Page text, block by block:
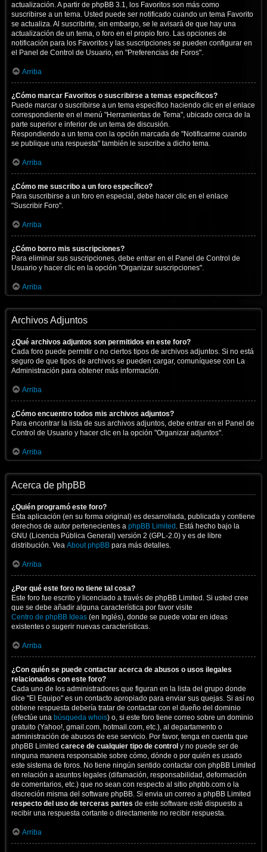
actualización. A partir de phpBB 3.1, los Favoritos son más como
suscribirse a un tema. Usted puede ser notificado cuando un tema Favorito
se actualiza. Al suscribirte, sin embargo, se le avisará de que hay una
actualización de un tema, o foro en el propio foro. Las opciones de
notificación para los Favoritos y las suscripciones se pueden configurar en
el Panel de Control de Usuario, en "Preferencias de Foros".
Arriba
¿Cómo marcar Favoritos o suscribirse a temas específicos?
Puede marcar o suscribirse a un tema específico haciendo clic en el enlace
correspondiente en el menú "Herramientas de Tema", ubicado cerca de la
parte superior e inferior de un tema de discusión.
Respondiendo a un tema con la opción marcada de "Notificarme cuando
se publique una respuesta" también le suscribe a dicho tema.
Arriba
¿Cómo me suscribo a un foro específico?
Para suscribirse a un foro en especial, debe hacer clic en el enlace
"Suscribir Foro".
Arriba
¿Cómo borro mis suscripciones?
Para eliminar sus suscripciones, debe entrar en el Panel de Control de
Usuario y hacer clic en la opción "Organizar suscripciones".
Arriba
Archivos Adjuntos
¿Qué archivos adjuntos son permitidos en este foro?
Cada foro puede permitir o no ciertos tipos de archivos adjuntos. Si no está
seguro de que tipos de archivos se pueden cargar, comuníquese con La
Administración para obtener más información.
Arriba
¿Cómo encuentro todos mis archivos adjuntos?
Para encontrar la lista de sus archivos adjuntos, debe entrar en el Panel de
Control de Usuario y hacer clic en la opción "Organizar adjuntos".
Arriba
Acerca de phpBB
¿Quién programó este foro?
Esta aplicación (en su forma original) es desarrollada, publicada y contiene
derechos de autor pertenecientes a phpBB Limited . Está hecho bajo la
GNU (Licencia Pública General) versión 2 (GPL-2.0) y es de libre
distribución. Vea About phpBB para más detalles.
Arriba
¿Por qué este foro no tiene tal cosa?
Este foro fue escrito y licenciado a través de phpBB Limited. Si usted cree
que se debe añadir alguna característica por favor visite
Centro de phpBB Ideas (en Inglés), donde se puede votar en ideas
existentes o sugerir nuevas características.
Arriba
¿Con quién se puede contactar acerca de abusos o usos ilegales
relacionados con este foro?
Cada uno de los administradores que figuran en la lista del grupo donde
dice "El Equipo" es un contacto apropiado para enviar sus quejas. Si así no
obtiene respuesta debería tratar de contactar con el dueño del dominio
(efectúe una búsqueda whois) o, si este foro tiene correo sobre un dominio
gratuito (Yahoo!, gmail.com, hotmail.com, etc.), al departamento o
administración de abusos de ese servicio. Por favor, tenga en cuenta que
phpBB Limited carece de cualquier tipo de control y no puede ser de
ninguna manera responsable sobre cómo, dónde o por quién es usado
este sistema de foros. No tiene ningún sentido contactar con phpBB Limited
en relación a asuntos legales (difamación, responsabilidad, deformación
de comentarios, etc.) que no sean con respecto al sitio phpbb.com o la
discreción misma del software phpBB. Si envia un correo a phpBB Limited
respecto del uso de terceras partes de este software esté dispuesto a
recibir una respuesta cortante o directamente no recibir respuesta.
Arriba